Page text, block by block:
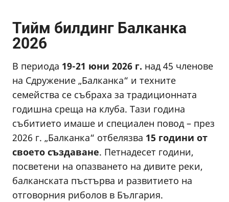
Тийм билдинг Балканка
2026
В периода 19-21 юни 2026 г. над 45 членове
на Сдружение „Балканка“ и техните
семейства се събраха за традиционната
годишна среща на клуба. Тази година
събитието имаше и специален повод – през
2026 г. „Балканка“ отбелязва 15 години от
своето създаване. Петнадесет години,
посветени на опазването на дивите реки,
балканската пъстърва и развитието на
отговорния риболов в България.